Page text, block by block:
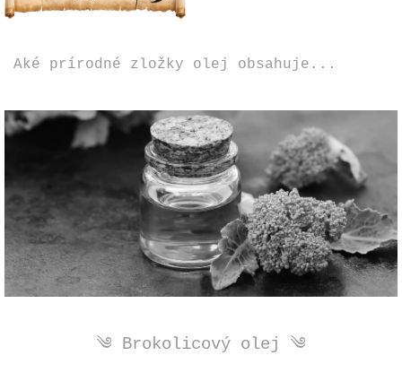
Aké prírodné zložky olej obsahuje...
༄ Brokolicový olej ༄